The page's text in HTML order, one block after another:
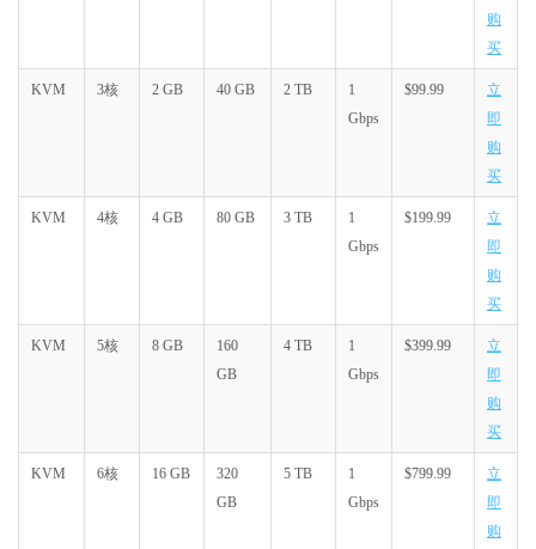
购
买
KVM 3核 2 GB 40 GB 2 TB
1
Gbps
$99.99
立
即
购
买
KVM 4核 4 GB 80 GB 3 TB
1
Gbps
$199.99
立
即
购
买
KVM 5核 8 GB
160
GB
4 TB
1
Gbps
$399.99
立
即
购
买
KVM 6核 16 GB
320
GB
5 TB
1
Gbps
$799.99
立
即
购